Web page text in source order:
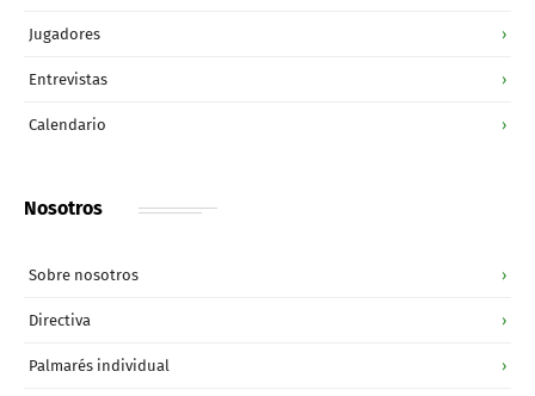
Jugadores ›
Entrevistas ›
Calendario ›
Nosotros
Sobre nosotros ›
Directiva ›
Palmarés individual ›